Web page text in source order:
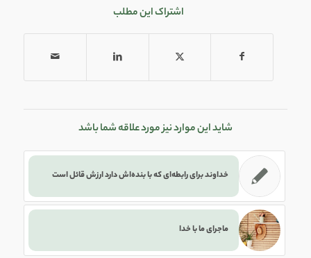
اشتراک این مطلب
شاید این موارد نیز مورد علاقه شما باشد
خداوند برای رابطه‌ای که با بنده‌اش دارد ارزش قائل است
ماجرای ما با خدا